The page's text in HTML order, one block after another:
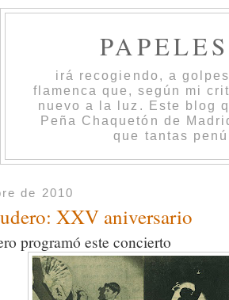
irá recogiendo, a
flamenca que, según mi
nuevo a la luz. Este blog
Peña Chaquetón de
que tantas
de 2010
XXV aniversario
programó este concierto